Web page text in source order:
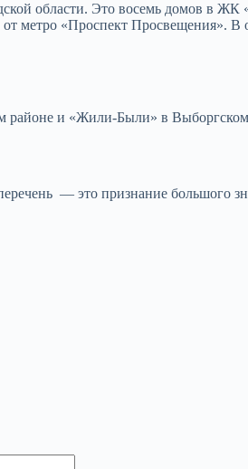
области. Это восемь домов в
метро «Проспект Просвещения».
районе и «Жили-Были» в
— это признание большого